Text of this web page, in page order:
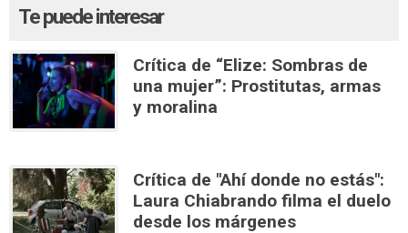
Te puede interesar
Crítica de “Elize: Sombras de
una mujer”: Prostitutas, armas
y moralina
Crítica de "Ahí donde no estás":
Laura Chiabrando filma el duelo
desde los márgenes